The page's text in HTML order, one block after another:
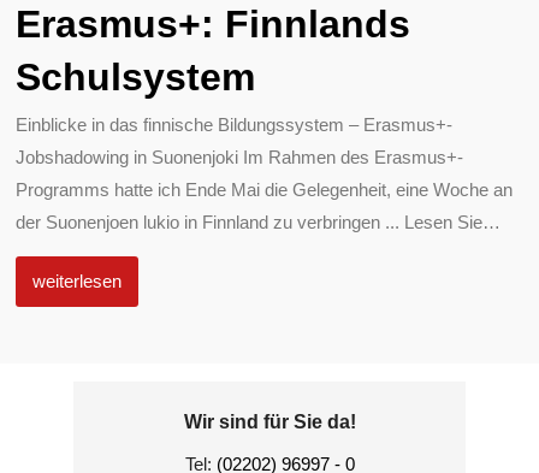
Erasmus+: Finnlands
Schulsystem
Einblicke in das finnische Bildungssystem – Erasmus+-
Jobshadowing in Suonenjoki Im Rahmen des Erasmus+-
Programms hatte ich Ende Mai die Gelegenheit, eine Woche an
der Suonenjoen lukio in Finnland zu verbringen ... Lesen Sie…
weiterlesen
Wir sind für Sie da!
Tel: (02202) 96997 - 0